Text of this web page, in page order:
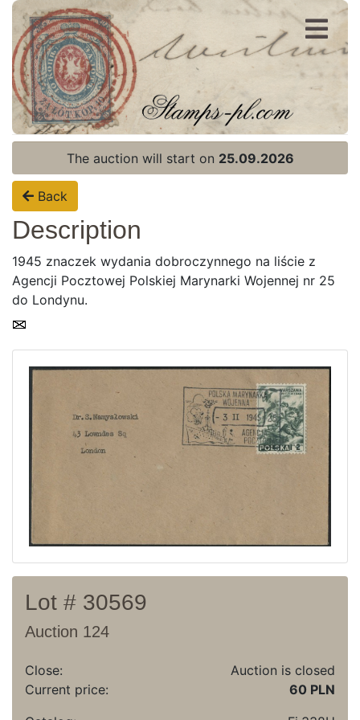
Register
Login
Current auction
Archive
Contact
The auction will start on 25.09.2026
Back
Description
1945 znaczek wydania dobroczynnego na liście z
Agencji Pocztowej Polskiej Marynarki Wojennej nr 25
do Londynu.
Lot # 30569
Auction 124
Close:
Auction is closed
Current price:
60 PLN